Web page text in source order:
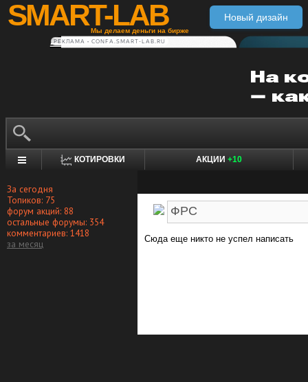
SMART-LAB
Мы делаем деньги на бирже
Новый дизайн
РЕКЛАМА • CONFA.SMART-LAB.RU
КОТИРОВКИ АКЦИИ +10
За сегодня
Топиков: 75
форум акций: 88
остальные форумы: 354
комментариев: 1418
за месяц
Сюда еще никто не успел написать